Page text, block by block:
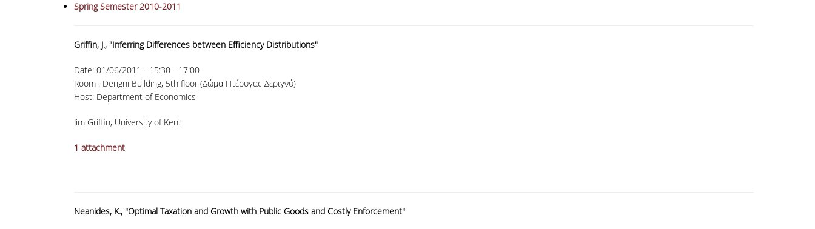
Spring Semester 2010-2011
Griffin, J., "Inferring Differences between Efficiency Distributions"
Date:01/06/2011 - 15:30 - 17:00
Room : Derigni Building, 5th floor (Δώμα Πτέρυγας Δεριγνύ)
Host: Department of Economics
Jim Griffin, University of Kent
1 attachment
Neanides, K., "Optimal Taxation and Growth with Public Goods and Costly Enforcement"